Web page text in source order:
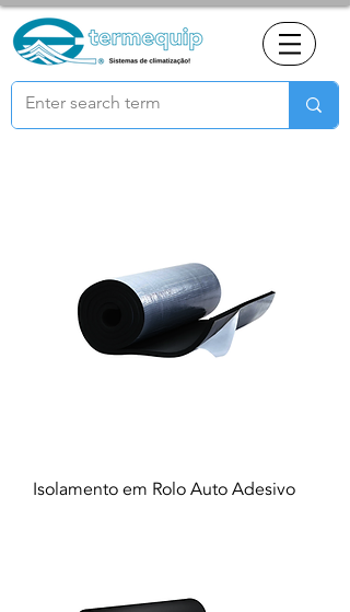
Isolamento em Rolo Auto Adesivo